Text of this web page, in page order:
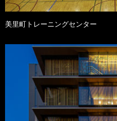
美里町トレーニングセンター